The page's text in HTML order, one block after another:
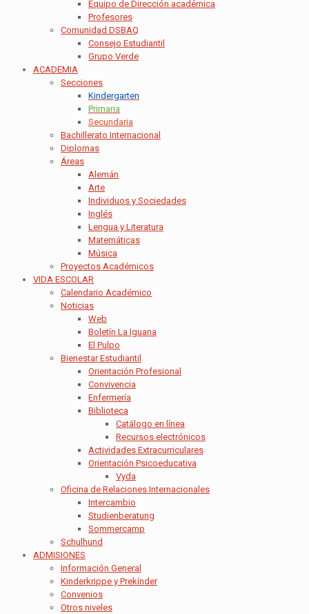
Equipo de Dirección académica
Profesores
Comunidad DSBAQ
Consejo Estudiantil
Grupo Verde
ACADEMIA
Secciones
Kindergarten
Primaria
Secundaria
Bachillerato Internacional
Diplomas
Áreas
Alemán
Arte
Individuos y Sociedades
Inglés
Lengua y Literatura
Matemáticas
Música
Proyectos Académicos
VIDA ESCOLAR
Calendario Académico
Noticias
Web
Boletín La Iguana
El Pulpo
Bienestar Estudiantil
Orientación Profesional
Convivencia
Enfermería
Biblioteca
Catálogo en línea
Recursos electrónicos
Actividades Extracurriculares
Orientación Psicoeducativa
Vyda
Oficina de Relaciones Internacionales
Intercambio
Studienberatung
Sommercamp
Schulhund
ADMISIONES
Información General
Kinderkrippe y Prekínder
Convenios
Otros niveles